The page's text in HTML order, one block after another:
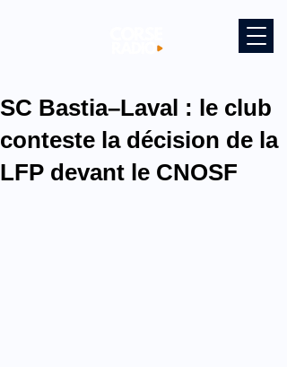
SC Bastia–Laval : le club
conteste la décision de la
LFP devant le CNOSF